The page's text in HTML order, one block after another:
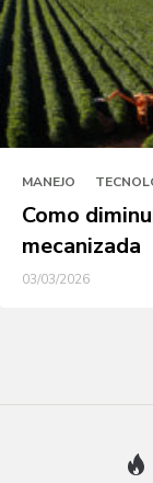
MANEJO
Como
mecanizada
03/03/2026